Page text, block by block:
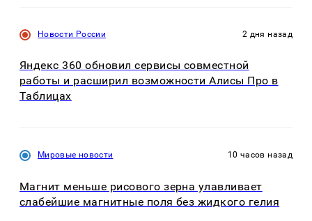
Новости России 2 дня назад
Яндекс 360 обновил сервисы совместной
работы и расширил возможности Алисы Про в
Таблицах
Мировые новости 10 часов назад
Магнит меньше рисового зерна улавливает
слабейшие магнитные поля без жидкого гелия